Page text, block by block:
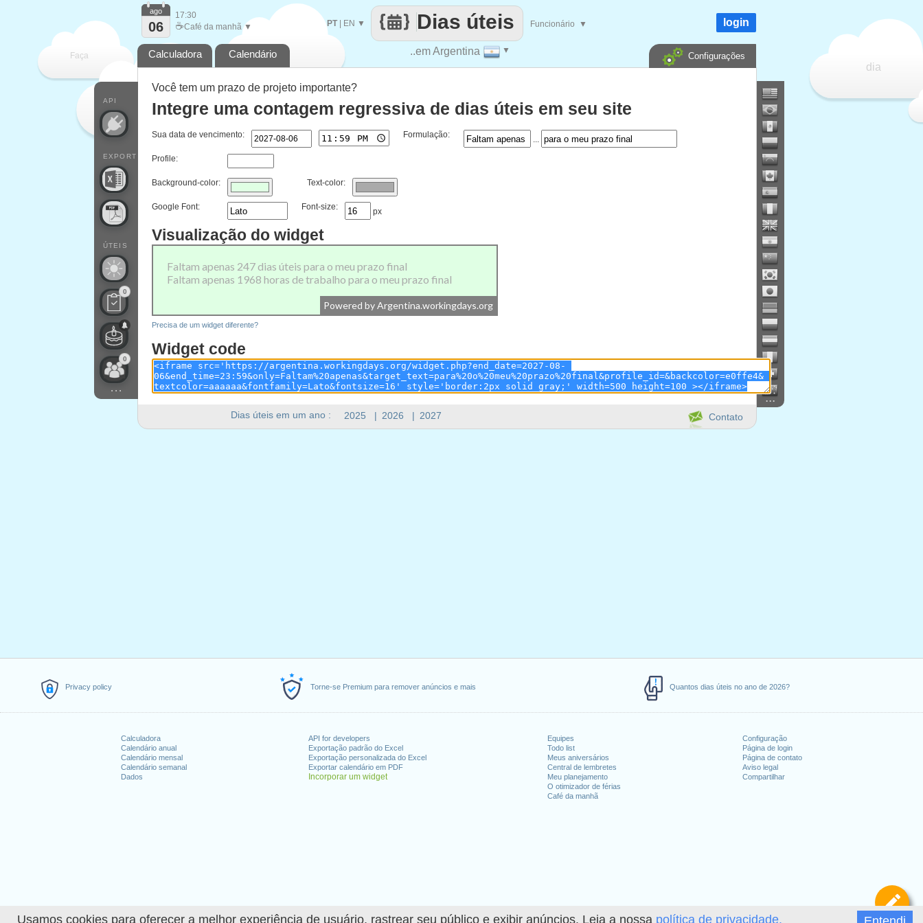
Usamos cookies para oferecer a melhor experiência de usuário, rastrear seu público e exibir anúncios. Leia a nossa política de privacidade.
Privacy policy Torne-se Premium para remover anúncios e mais Quantos dias úteis no ano de 2026?
Calculadora
Calendário anual
Calendário mensal
Calendário semanal
Dados
API for developers
Exportação padrão do Excel
Exportação personalizada do Excel
Exportar calendário em PDF
Incorporar um widget
Equipes
Todo list
Meus aniversários
Central de lembretes
Meu planejamento
O otimizador de férias
Café da manhã
Configuração
Página de login
Página de contato
Aviso legal
Compartilhar
Faça
cada
dia
..em Argentina ▼
Dias úteis
PT| EN ▼ Funcionário ▼
API
EXPORT
ÚTEIS
0
0
...
ago
06
17:30
☕Café da manhã ▼ login
Calculadora Calendário Configurações
Dias úteis em um ano : 2025 | 2026 | 2027
...
Contato
Você tem um prazo de projeto importante?
Integre uma contagem regressiva de dias úteis em seu site
Sua data de vencimento: Formulação:
Profile:
Background-color: Text-color:
Google Font: Font-size: px
Visualização do widget
Precisa de um widget diferente?
Widget code